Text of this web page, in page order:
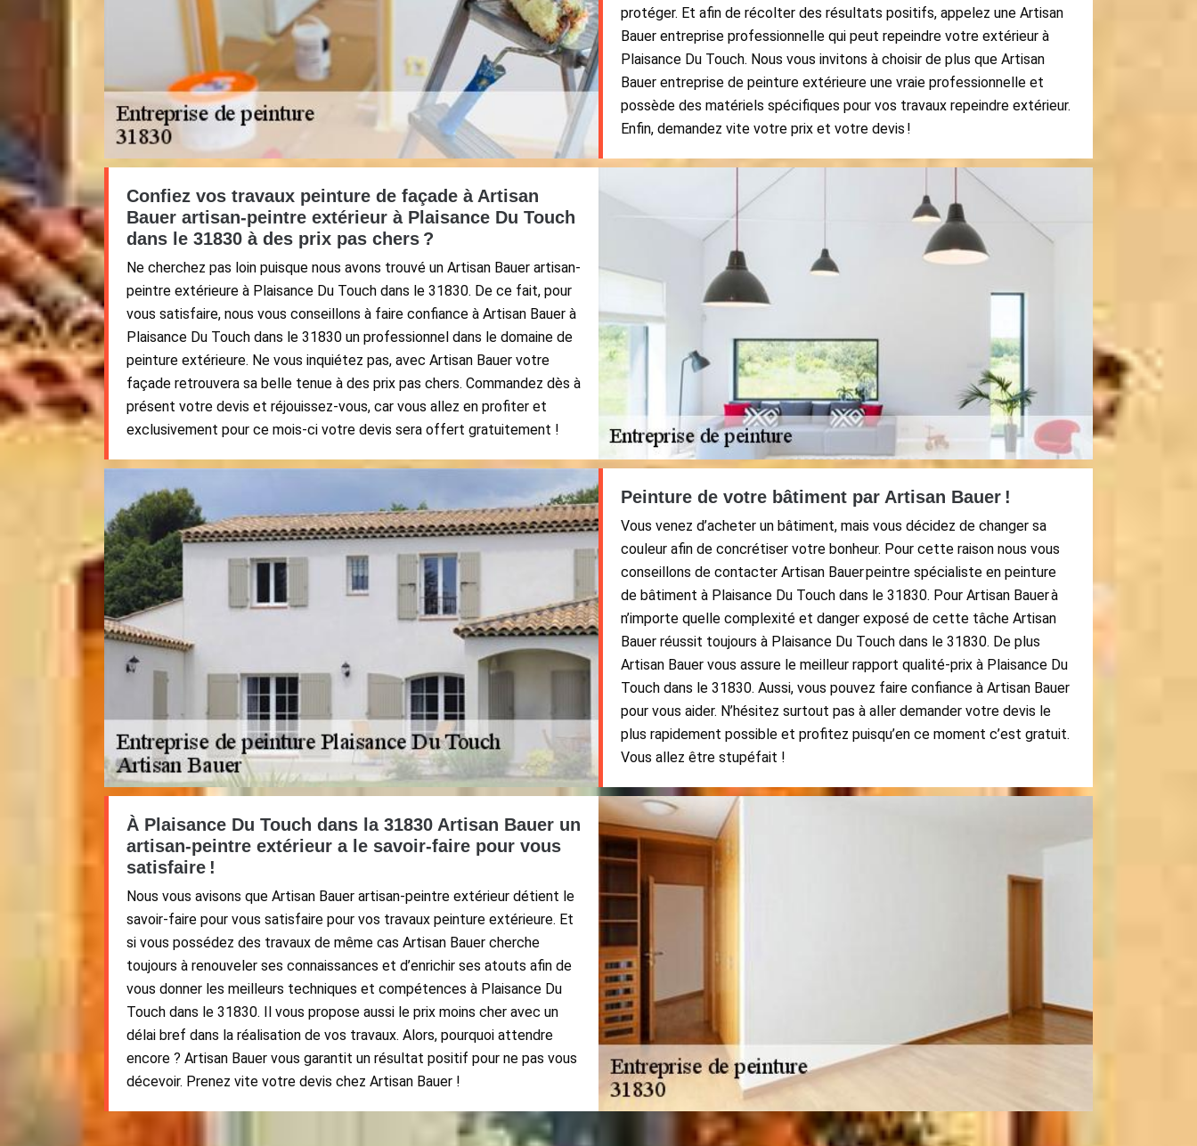
protéger. Et afin de récolter des résultats positifs, appelez une Artisan
Bauer entreprise professionnelle qui peut repeindre votre extérieur à
Plaisance Du Touch. Nous vous invitons à choisir de plus que Artisan
Bauer entreprise de peinture extérieure une vraie professionnelle et
possède des matériels spécifiques pour vos travaux repeindre extérieur.
Enfin, demandez vite votre prix et votre devis !
Confiez vos travaux peinture de façade à Artisan
Bauer artisan-peintre extérieur à Plaisance Du Touch
dans le 31830 à des prix pas chers ?
Ne cherchez pas loin puisque nous avons trouvé un Artisan Bauer artisan-
peintre extérieure à Plaisance Du Touch dans le 31830. De ce fait, pour
vous satisfaire, nous vous conseillons à faire confiance à Artisan Bauer à
Plaisance Du Touch dans le 31830 un professionnel dans le domaine de
peinture extérieure. Ne vous inquiétez pas, avec Artisan Bauer votre
façade retrouvera sa belle tenue à des prix pas chers. Commandez dès à
présent votre devis et réjouissez-vous, car vous allez en profiter et
exclusivement pour ce mois-ci votre devis sera offert gratuitement !
Peinture de votre bâtiment par Artisan Bauer !
Vous venez d’acheter un bâtiment, mais vous décidez de changer sa
couleur afin de concrétiser votre bonheur. Pour cette raison nous vous
conseillons de contacter Artisan Bauer peintre spécialiste en peinture
de bâtiment à Plaisance Du Touch dans le 31830. Pour Artisan Bauer à
n’importe quelle complexité et danger exposé de cette tâche Artisan
Bauer réussit toujours à Plaisance Du Touch dans le 31830. De plus
Artisan Bauer vous assure le meilleur rapport qualité-prix à Plaisance Du
Touch dans le 31830. Aussi, vous pouvez faire confiance à Artisan Bauer
pour vous aider. N’hésitez surtout pas à aller demander votre devis le
plus rapidement possible et profitez puisqu’en ce moment c’est gratuit.
Vous allez être stupéfait !
À Plaisance Du Touch dans la 31830 Artisan Bauer un
artisan-peintre extérieur a le savoir-faire pour vous
satisfaire !
Nous vous avisons que Artisan Bauer artisan-peintre extérieur détient le
savoir-faire pour vous satisfaire pour vos travaux peinture extérieure. Et
si vous possédez des travaux de même cas Artisan Bauer cherche
toujours à renouveler ses connaissances et d’enrichir ses atouts afin de
vous donner les meilleurs techniques et compétences à Plaisance Du
Touch dans le 31830. Il vous propose aussi le prix moins cher avec un
délai bref dans la réalisation de vos travaux. Alors, pourquoi attendre
encore ? Artisan Bauer vous garantit un résultat positif pour ne pas vous
décevoir. Prenez vite votre devis chez Artisan Bauer !